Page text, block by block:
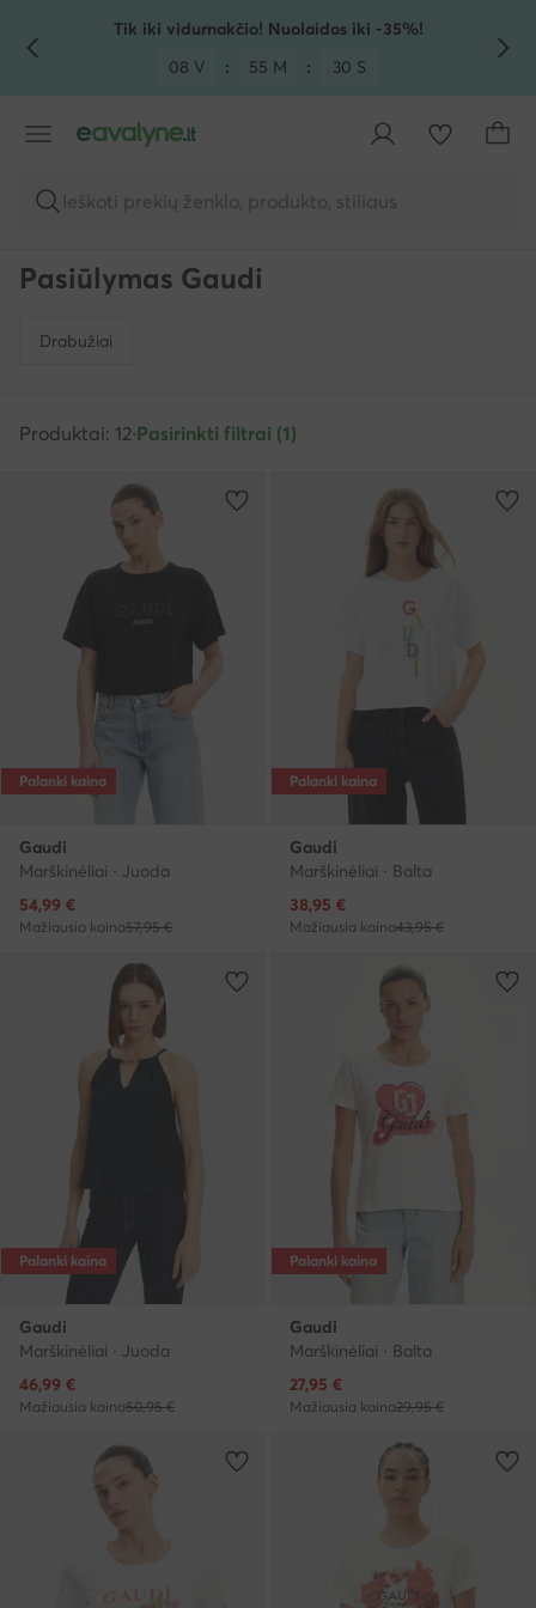
PEREITI PRIE PAGRINDINIO TURINIO
PEREITI Į PAIEŠKĄTik iki vidurnakčio! Nuolaidos iki -35%!
08 V
: 55 M : 29 S
Ieškoti prekių ženklo, produkto, stiliaus
Pasiūlymas Gaudi
Drabužiai
Produktai: 12·Pasirinkti filtrai (1)
Palanki kaina
Gaudi
Marškinėliai · Juoda
Dabartinė kaina
54,99 €
Mažiausia kaina57,95 €
Palanki kaina
Gaudi
Marškinėliai · Balta
Dabartinė kaina
38,95 €
Mažiausia kaina43,95 €
Palanki kaina
Gaudi
Marškinėliai · Juoda
Dabartinė kaina
46,99 €
Mažiausia kaina50,95 €
Palanki kaina
Gaudi
Marškinėliai · Balta
Dabartinė kaina
27,95 €
Mažiausia kaina29,95 €